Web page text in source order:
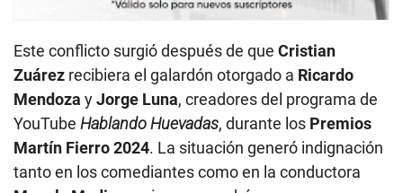
Este conflicto surgió después de que Cristian
Zuárez recibiera el galardón otorgado a Ricardo
Mendoza yJorge Luna, creadores del programa de
YouTube Hablando Huevadas, durante los Premios
Martín Fierro 2024. La situación generó indignación
tanto en los comediantes como en la conductora